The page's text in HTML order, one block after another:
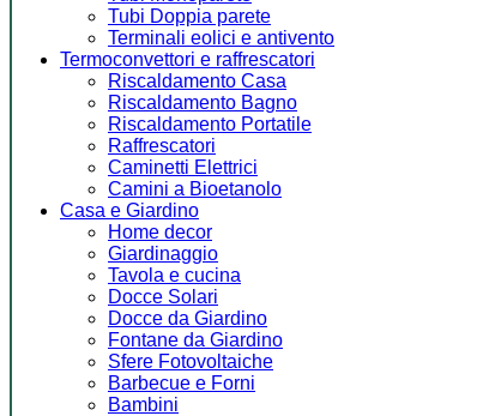
Tubi Doppia parete
Terminali eolici e antivento
Termoconvettori e raffrescatori
Riscaldamento Casa
Riscaldamento Bagno
Riscaldamento Portatile
Raffrescatori
Caminetti Elettrici
Camini a Bioetanolo
Casa e Giardino
Home decor
Giardinaggio
Tavola e cucina
Docce Solari
Docce da Giardino
Fontane da Giardino
Sfere Fotovoltaiche
Barbecue e Forni
Bambini